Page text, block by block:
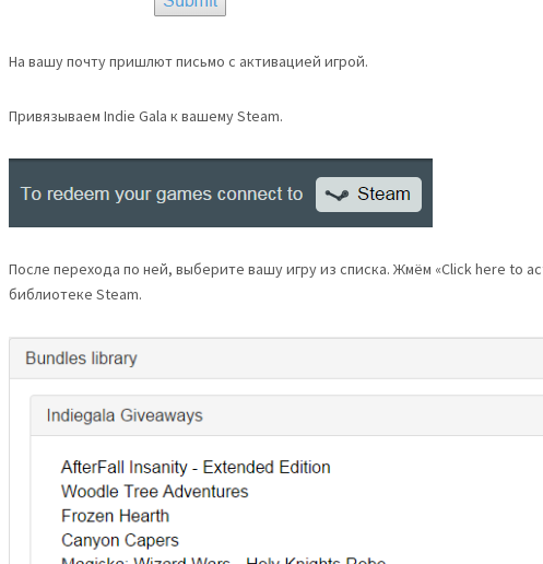
На вашу почту пришлют письмо с активацией игрой.
Привязываем Indie Gala к вашему Steam.
После перехода по ней, выберите вашу игру из списка. Жмём «Click here to
библиотеке Steam.